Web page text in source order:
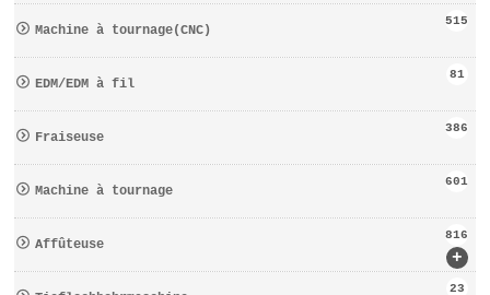
Machine à tournage(CNC)
515
EDM/EDM à fil
81
Fraiseuse
386
Machine à tournage
601
+
Affûteuse
816
23